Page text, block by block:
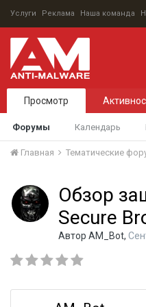
Услуги Реклама Наша команда
Просмотр
Форумы Календарь
Главная Тематические
Обзор
Secure
Автор AM_Bot,